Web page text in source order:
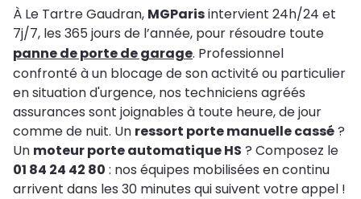
À Le Tartre Gaudran, MGParisintervient 24h/24 et
7j/7, les 365 jours de l’année, pour résoudre toute
panne de porte de garage. Professionnel
confronté à un blocage de son activité ou particulier
en situation d'urgence, nos techniciens agréés
assurances sont joignables à toute heure, de jour
comme de nuit. Un ressort porte manuelle cassé?
Un moteur porte automatique HS ? Composez le
01 84 24 42 80 : nos équipes mobilisées en continu
arrivent dans les 30 minutes qui suivent votre appel !